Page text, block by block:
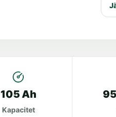
105 Ah
Kapacitet